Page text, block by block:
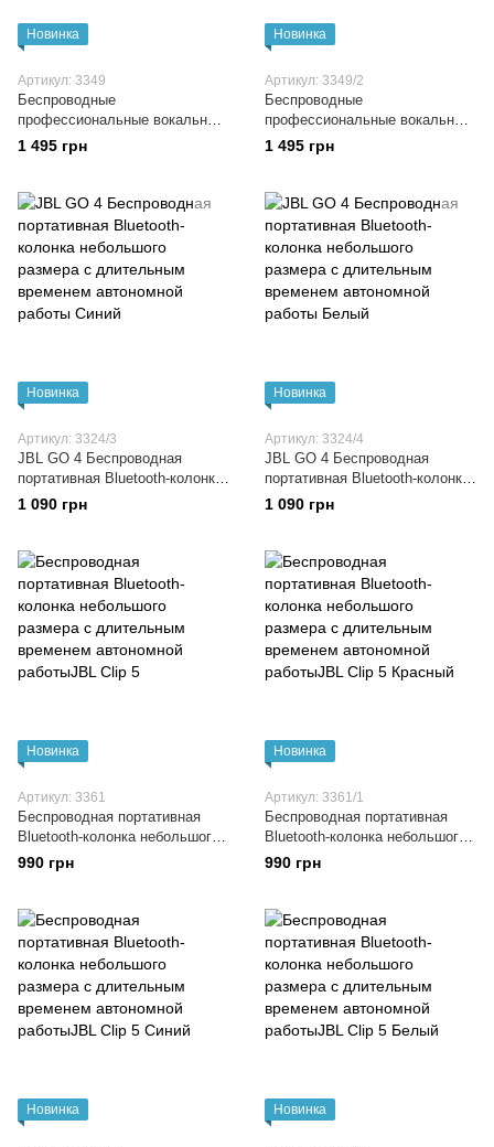
Новинка
Артикул: 3349
Беспроводные
профессиональные вокальные
микрофоны UHF караоке
система на два микрофона
1 495 грн
Новинка
Артикул: 3349/2
Беспроводные
профессиональные вокальные
микрофоны UHF караоке
система на два микрофона
1 495 грн
Новинка
Артикул: 3324/3
JBL GO 4 Беспроводная
портативная Bluetooth-колонка
небольшого размера с
длительным временем
1 090 грн
Новинка
Артикул: 3324/4
JBL GO 4 Беспроводная
портативная Bluetooth-колонка
небольшого размера с
длительным временем
1 090 грн
Новинка
Артикул: 3361
Беспроводная портативная
Bluetooth-колонка небольшого
размера с длительным
временем автономной
990 грн
Новинка
Артикул: 3361/1
Беспроводная портативная
Bluetooth-колонка небольшого
размера с длительным
временем автономной
990 грн
Новинка Новинка